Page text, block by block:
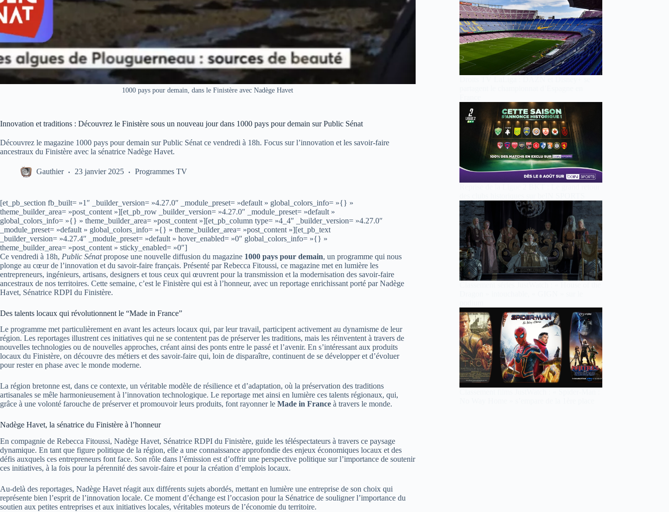
1000 pays pour demain, dans le Finistère avec Nadège Havet
Innovation et traditions : Découvrez le Finistère sous un nouveau jour dans 1000 pays pour demain sur Public Sénat
Découvrez le magazine 1000 pays pour demain sur Public Sénat ce vendredi à 18h. Focus sur l’innovation et les savoir-faire
ancestraux du Finistère avec la sénatrice Nadège Havet.
Gauthier 23 janvier 2025 Programmes TV
[et_pb_section fb_built= »1″ _builder_version= »4.27.0″ _module_preset= »default » global_colors_info= »{} »
theme_builder_area= »post_content »][et_pb_row _builder_version= »4.27.0″ _module_preset= »default »
global_colors_info= »{} » theme_builder_area= »post_content »][et_pb_column type= »4_4″ _builder_version= »4.27.0″
_module_preset= »default » global_colors_info= »{} » theme_builder_area= »post_content »][et_pb_text
_builder_version= »4.27.4″ _module_preset= »default » hover_enabled= »0″ global_colors_info= »{} »
theme_builder_area= »post_content » sticky_enabled= »0″]
Ce vendredi à 18h, Public Sénatpropose une nouvelle diffusion du magazine 1000 pays pour demain, un programme qui nous
plonge au cœur de l’innovation et du savoir-faire français. Présenté par Rebecca Fitoussi, ce magazine met en lumière les
entrepreneurs, ingénieurs, artisans, designers et tous ceux qui œuvrent pour la transmission et la modernisation des savoir-faire
ancestraux de nos territoires. Cette semaine, c’est le Finistère qui est à l’honneur, avec un reportage enrichissant porté par Nadège
Havet, Sénatrice RDPI du Finistère.
Des talents locaux qui révolutionnent le “Made in France”
Le programme met particulièrement en avant les acteurs locaux qui, par leur travail, participent activement au dynamisme de leur
région. Les reportages illustrent ces initiatives qui ne se contentent pas de préserver les traditions, mais les réinventent à travers de
nouvelles technologies ou de nouvelles approches, créant ainsi des ponts entre le passé et l’avenir. En s’intéressant aux produits
locaux du Finistère, on découvre des métiers et des savoir-faire qui, loin de disparaître, continuent de se développer et d’évoluer
pour rester en phase avec le monde moderne.
La région bretonne est, dans ce contexte, un véritable modèle de résilience et d’adaptation, où la préservation des traditions
artisanales se mêle harmonieusement à l’innovation technologique. Le reportage met ainsi en lumière ces talents régionaux, qui,
grâce à une volonté farouche de préserver et promouvoir leurs produits, font rayonner le Made in France à travers le monde.
Nadège Havet, la sénatrice du Finistère à l’honneur
En compagnie de Rebecca Fitoussi, Nadège Havet, Sénatrice RDPI du Finistère, guide les téléspectateurs à travers ce paysage
dynamique. En tant que figure politique de la région, elle a une connaissance approfondie des enjeux économiques locaux et des
défis auxquels ces entrepreneurs font face. Son rôle dans l’émission est d’offrir une perspective politique sur l’importance de soutenir
ces initiatives, à la fois pour la pérennité des savoir-faire et pour la création d’emplois locaux.
Au-delà des reportages, Nadège Havet réagit aux différents sujets abordés, mettant en lumière une entreprise de son choix qui
représente bien l’esprit de l’innovation locale. Ce moment d’échange est l’occasion pour la Sénatrice de souligner l’importance du
soutien aux petites entreprises et aux initiatives locales, véritables moteurs de l’économie du territoire.